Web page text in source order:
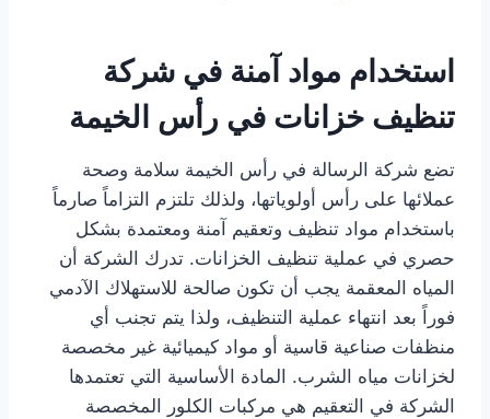
استخدام مواد آمنة في شركة
تنظيف خزانات في رأس الخيمة
تضع شركة الرسالة في رأس الخيمة سلامة وصحة
عملائها على رأس أولوياتها، ولذلك تلتزم التزاماً صارماً
باستخدام مواد تنظيف وتعقيم آمنة ومعتمدة بشكل
حصري في عملية تنظيف الخزانات. تدرك الشركة أن
المياه المعقمة يجب أن تكون صالحة للاستهلاك الآدمي
فوراً بعد انتهاء عملية التنظيف، ولذا يتم تجنب أي
منظفات صناعية قاسية أو مواد كيميائية غير مخصصة
لخزانات مياه الشرب. المادة الأساسية التي تعتمدها
الشركة في التعقيم هي مركبات الكلور المخصصة